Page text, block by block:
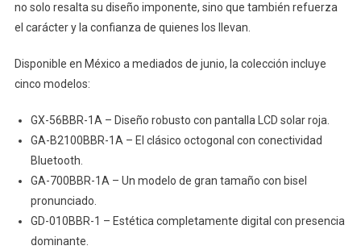
no solo resalta su diseño imponente, sino que también refuerza
el carácter y la confianza de quienes los llevan.
Disponible en México a mediados de junio, la colección incluye
cinco modelos:
GX-56BBR-1A – Diseño robusto con pantalla LCD solar roja.
GA-B2100BBR-1A – El clásico octogonal con conectividad
Bluetooth.
GA-700BBR-1A – Un modelo de gran tamaño con bisel
pronunciado.
GD-010BBR-1 – Estética completamente digital con presencia
dominante.